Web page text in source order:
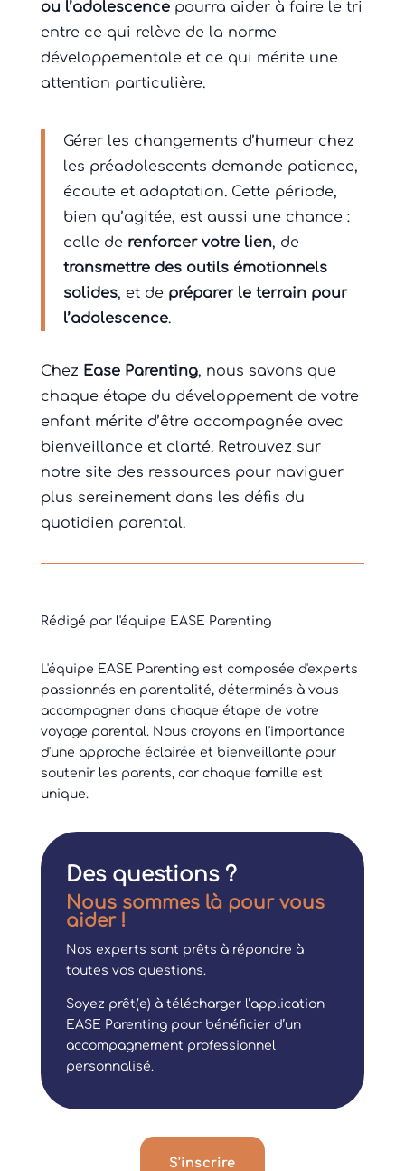
ou l’adolescencepourra aider à faire le tri
entre ce qui relève de la norme
développementale et ce qui mérite une
attention particulière.
Gérer les changements d’humeur chez
les préadolescents demande patience,
écoute et adaptation. Cette période,
bien qu’agitée, est aussi une chance :
celle de renforcer votre lien, de
transmettre des outils émotionnels
solides, et de préparer le terrain pour
l’adolescence.
Chez Ease Parenting, nous savons que
chaque étape du développement de votre
enfant mérite d’être accompagnée avec
bienveillance et clarté. Retrouvez sur
notre site des ressources pour naviguer
plus sereinement dans les défis du
quotidien parental.
Rédigé par l'équipe EASE Parenting
L'équipe EASE Parenting est composée d'experts
passionnés en parentalité, déterminés à vous
accompagner dans chaque étape de votre
voyage parental. Nous croyons en l'importance
d'une approche éclairée et bienveillante pour
soutenir les parents, car chaque famille est
unique.
Des questions ?
Nous sommes là pour vous
aider !
Nos experts sont prêts à répondre à
toutes vos questions.
Soyez prêt(e) à télécharger l’application
EASE Parenting pour bénéficier d’un
accompagnement professionnel
personnalisé.
S'inscrire